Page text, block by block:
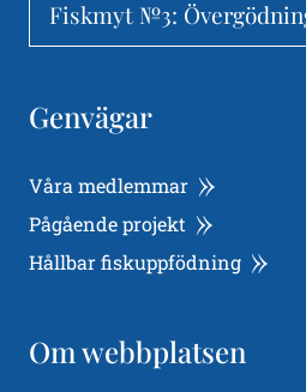
Fiskmyt №3:
Genvägar
Våra medlemmar
Pågående projekt
Hållbar fiskuppfödning
Om webbplatsen